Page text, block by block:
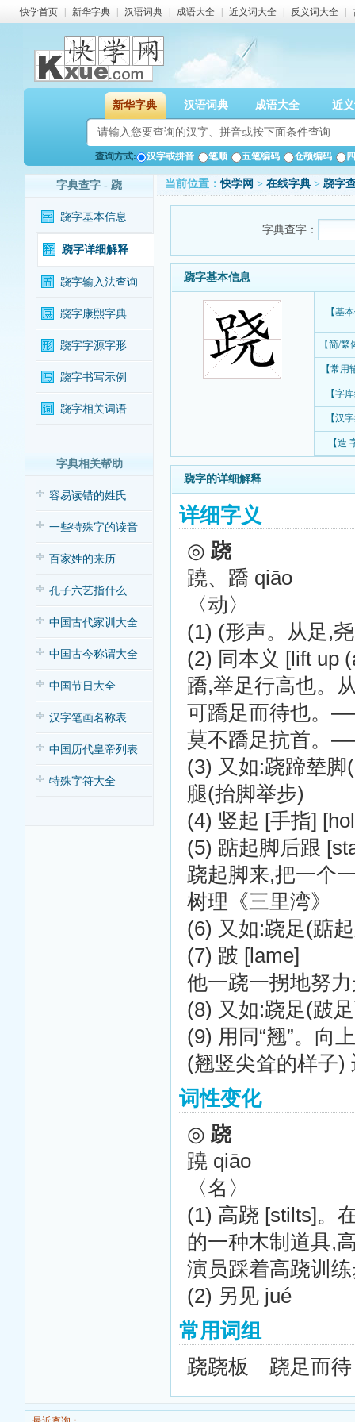
快学首页 新华字典 汉语词典 成语大全 近义词大全 反义词大全
新华字典 汉语词典 成语大全 近
查询方式: 汉字或拼音 笔顺 五笔编码 仓颉编码
字典查字 - 跷
跷字基本信息
跷字详细解释
跷字输入法查询
跷字康熙字典
跷字字源字形
跷字书写示例
跷字相关词语
字典相关帮助
容易读错的姓氏
一些特殊字的读音
百家姓的来历
孔子六艺指什么
中国古代家训大全
中国古今称谓大全
中国节日大全
汉字笔画名称表
中国历代皇帝列表
特殊字符大全
当前位置：快学网 > 在线字典 > 跷字
字典查字：
跷字基本信息
【基
【简/
【常用
【字
【汉
【造
跷字的详细解释
详细字义
◎ 跷
蹺、蹻 qiāo
〈动〉
(1) (形声。从足,
(2) 同本义 [lift up
蹻,举足行高也。
可蹻足而待也。
莫不蹻足抗首。
(3) 又如:跷蹄辇
腿(抬脚举步)
(4) 竖起 [手指]
(5) 踮起脚后跟
跷起脚来,把一个
树理《三里湾》
(6) 又如:跷足(踮
(7) 跛 [lame]
他一跷一拐地努
(8) 又如:跷足(跛
(9) 用同“翘”。向
(翘竖尖耸的样子)
词性变化
◎ 跷
蹺 qiāo
〈名〉
(1) 高跷 [stilts]。
的一种木制道具,
演员踩着高跷训
(2) 另见 jué
常用词组
跷跷板 跷足而